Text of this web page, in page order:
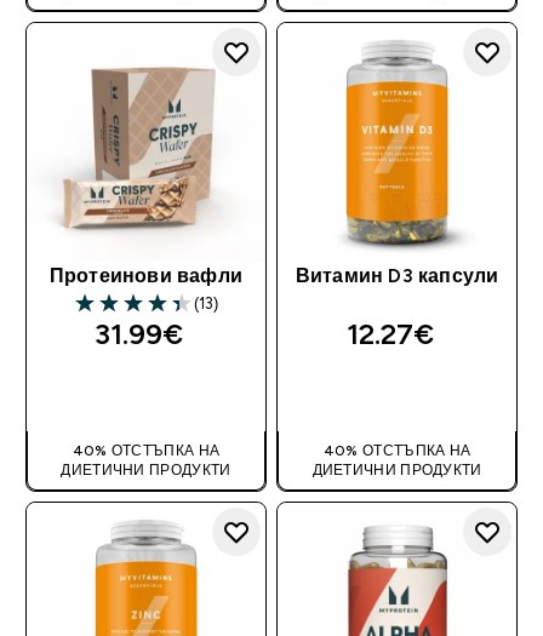
Протеинови вафли
4.38 out of 5 stars
(13)
31.99€‎
40% ОТСТЪПКА НА
ДИЕТИЧНИ ПРОДУКТИ
Витамин D3 капсули
12.27€‎
40% ОТСТЪПКА НА
ДИЕТИЧНИ ПРОДУКТИ